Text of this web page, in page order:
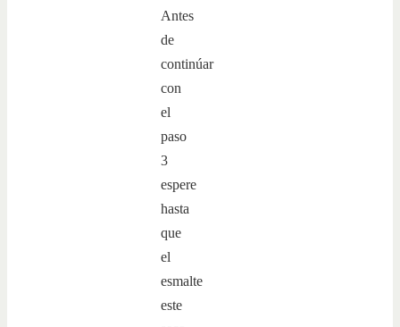
Antes
de
continúar
con
el
paso
3
espere
hasta
que
el
esmalte
este